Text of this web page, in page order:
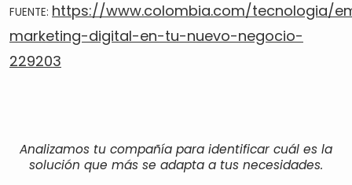
FUENTE: https://www.colombia.com/tecnologia/
marketing-digital-en-tu-nuevo-negocio-
229203
Analizamos tu compañía para identificar cuál es la
solución que más se adapta a tus necesidades.